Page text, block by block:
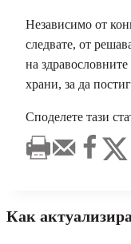
Независимо от
следвате, от
на
храни, за да
Споделете тази
Как